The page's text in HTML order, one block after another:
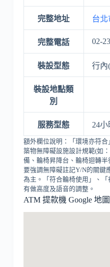
完整地址 台北
完整電話 02-
裝設型態 行內
裝設地點類
別
服務型態 24
額外欄位說明：「環境亦符
築物無障礙設施設計規範(如
備、輪椅昇降台、輪椅迴轉
要強調無障礙註記Y/N的關鍵
為主。「符合輪椅使用」、
有做高度及語音的調整。
ATM 提款機 Google 地圖